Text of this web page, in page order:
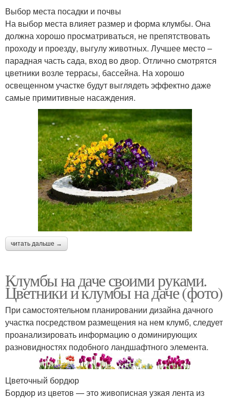
Выбор места посадки и почвы
На выбор места влияет размер и форма клумбы. Она
должна хорошо просматриваться, не препятствовать
проходу и проезду, выгулу животных. Лучшее место –
парадная часть сада, вход во двор. Отлично смотрятся
цветники возле террасы, бассейна. На хорошо
освещенном участке будут выглядеть эффектно даже
самые примитивные насаждения.
читать дальше →
Клумбы на даче своими руками.
Цветники и клумбы на даче (фото)
При самостоятельном планировании дизайна дачного
участка посредством размещения на нем клумб, следует
проанализировать информацию о доминирующих
разновидностях подобного ландшафтного элемента.
Цветочный бордюр
Бордюр из цветов — это живописная узкая лента из